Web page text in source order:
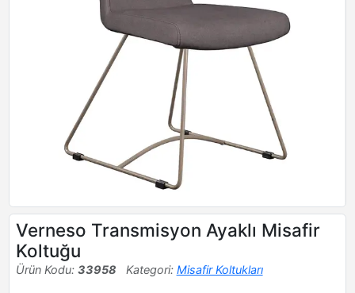
Verneso Transmisyon Ayaklı Misafir
Koltuğu
Ürün Kodu: 33958 Kategori: Misafir Koltukları